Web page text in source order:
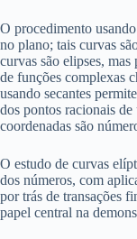
O procedimento
no plano; tais curvas
curvas são elipses, mas
de funções complexas
usando secantes
dos pontos racionais
coordenadas são
O estudo de curvas
dos números, com
por trás de transações
papel central na